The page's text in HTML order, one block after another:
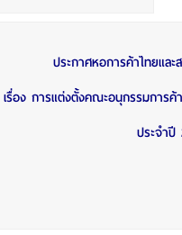
ประกาศหอการค้าไทยแล
เรื่อง การแต่งตั้งคณะอนุกรรมการ
ประจำปี